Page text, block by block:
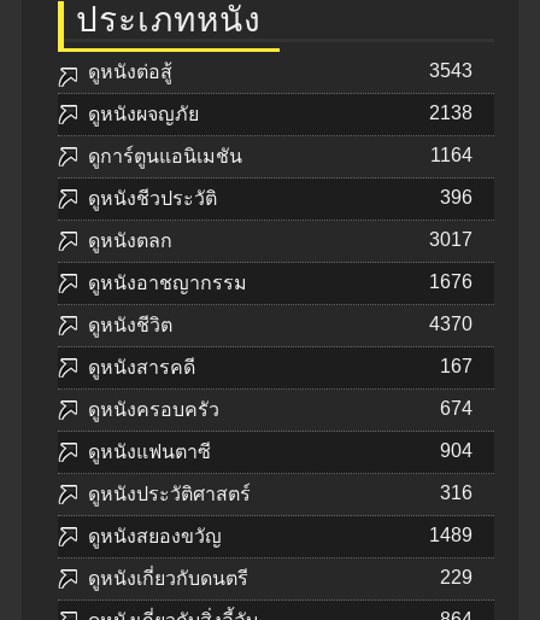
ประเภทหนัง
ดูหนังต่อสู้ 3543
ดูหนังผจญภัย 2138
ดูการ์ตูนแอนิเมชัน 1164
ดูหนังชีวประวัติ 396
ดูหนังตลก 3017
ดูหนังอาชญากรรม 1676
ดูหนังชีวิต 4370
ดูหนังสารคดี 167
ดูหนังครอบครัว 674
ดูหนังแฟนตาซี 904
ดูหนังประวัติศาสตร์ 316
ดูหนังสยองขวัญ 1489
ดูหนังเกี่ยวกับดนตรี 229